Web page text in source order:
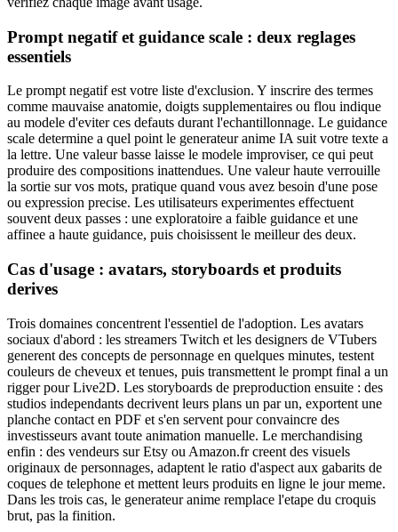
Prompt negatif et guidance scale : deux reglages
essentiels
Le prompt negatif est votre liste d'exclusion. Y inscrire des termes
comme mauvaise anatomie, doigts supplementaires ou flou indique
au modele d'eviter ces defauts durant l'echantillonnage. Le guidance
scale determine a quel point le generateur anime IA suit votre texte a
la lettre. Une valeur basse laisse le modele improviser, ce qui peut
produire des compositions inattendues. Une valeur haute verrouille
la sortie sur vos mots, pratique quand vous avez besoin d'une pose
ou expression precise. Les utilisateurs experimentes effectuent
souvent deux passes : une exploratoire a faible guidance et une
affinee a haute guidance, puis choisissent le meilleur des deux.
Cas d'usage : avatars, storyboards et produits
derives
Trois domaines concentrent l'essentiel de l'adoption. Les avatars
sociaux d'abord : les streamers Twitch et les designers de VTubers
generent des concepts de personnage en quelques minutes, testent
couleurs de cheveux et tenues, puis transmettent le prompt final a un
rigger pour Live2D. Les storyboards de preproduction ensuite : des
studios independants decrivent leurs plans un par un, exportent une
planche contact en PDF et s'en servent pour convaincre des
investisseurs avant toute animation manuelle. Le merchandising
enfin : des vendeurs sur Etsy ou Amazon.fr creent des visuels
originaux de personnages, adaptent le ratio d'aspect aux gabarits de
coques de telephone et mettent leurs produits en ligne le jour meme.
Dans les trois cas, le generateur anime remplace l'etape du croquis
brut, pas la finition.